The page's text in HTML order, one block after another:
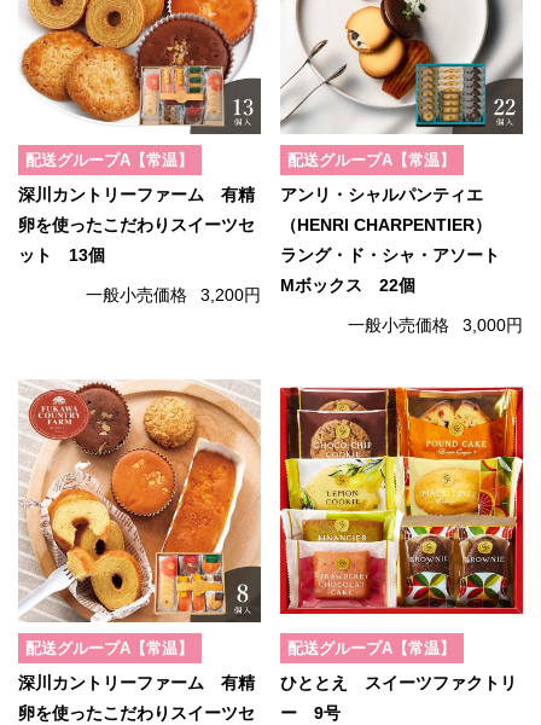
配送グループA【常温】
深川カントリーファーム 有精
卵を使ったこだわりスイーツセ
ット 13個
一般小売価格 3,200円
配送グループA【常温】
アンリ・シャルパンティエ
（HENRI CHARPENTIER）
ラング・ド・シャ・アソート
Mボックス 22個
一般小売価格 3,000円
配送グループA【常温】
深川カントリーファーム 有精
卵を使ったこだわりスイーツセ
配送グループA【常温】
ひととえ スイーツファクトリ
ー 9号